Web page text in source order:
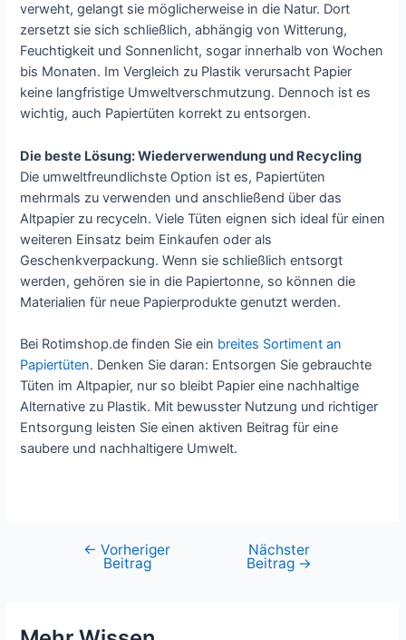
verweht, gelangt sie möglicherweise in die Natur. Dort
zersetzt sie sich schließlich, abhängig von Witterung,
Feuchtigkeit und Sonnenlicht, sogar innerhalb von Wochen
bis Monaten. Im Vergleich zu Plastik verursacht Papier
keine langfristige Umweltverschmutzung. Dennoch ist es
wichtig, auch Papiertüten korrekt zu entsorgen.
Die beste Lösung: Wiederverwendung und Recycling
Die umweltfreundlichste Option ist es, Papiertüten
mehrmals zu verwenden und anschließend über das
Altpapier zu recyceln. Viele Tüten eignen sich ideal für einen
weiteren Einsatz beim Einkaufen oder als
Geschenkverpackung. Wenn sie schließlich entsorgt
werden, gehören sie in die Papiertonne, so können die
Materialien für neue Papierprodukte genutzt werden.
Bei Rotimshop.de finden Sie ein breites Sortiment an
Papiertüten. Denken Sie daran: Entsorgen Sie gebrauchte
Tüten im Altpapier, nur so bleibt Papier eine nachhaltige
Alternative zu Plastik. Mit bewusster Nutzung und richtiger
Entsorgung leisten Sie einen aktiven Beitrag für eine
saubere und nachhaltigere Umwelt.
Beitragsnavigation
← Vorheriger
Beitrag
Nächster
Beitrag →